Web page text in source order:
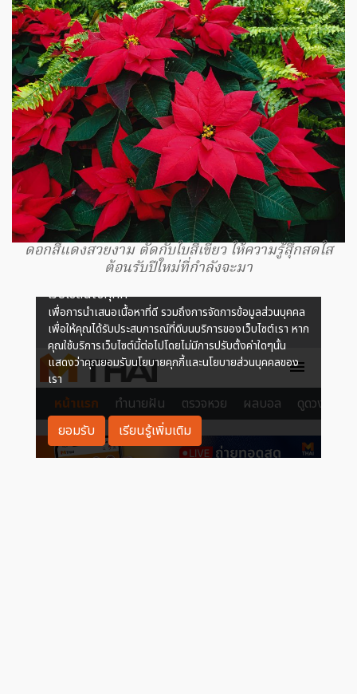
ดอกสีแดงสวยงาม ตัดกับใบสีเขียว ให้ความรู้สุึกสดใส
ต้อนรับปีใหม่ที่กำลังจะมา